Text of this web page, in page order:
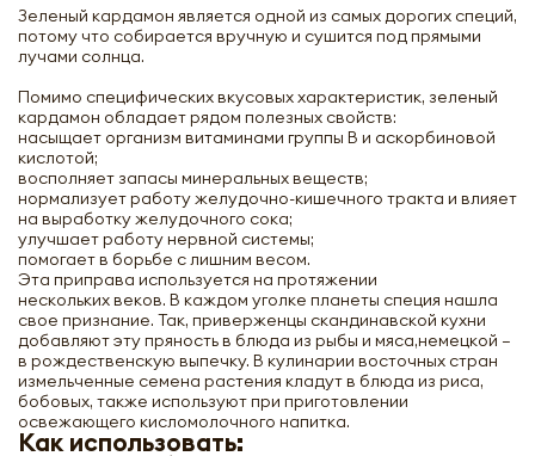
Зеленый кардамон является одной из самых дорогих специй,
потому что собирается вручную и сушится под прямыми
лучами солнца.
Помимо специфических вкусовых характеристик, зеленый
кардамон обладает рядом полезных свойств:
насыщает организм витаминами группы В и аскорбиновой
кислотой;
восполняет запасы минеральных веществ;
нормализует работу желудочно-кишечного тракта и влияет
на выработку желудочного сока;
улучшает работу нервной системы;
помогает в борьбе с лишним весом.
Эта приправа используется на протяжении
нескольких веков. В каждом уголке планеты специя нашла
свое признание. Так, приверженцы скандинавской кухни
добавляют эту пряность в блюда из рыбы и мяса,немецкой –
в рождественскую выпечку. В кулинарии восточных стран
измельченные семена растения кладут в блюда из риса,
бобовых, также используют при приготовлении
освежающего кисломолочного напитка.
Как использовать: